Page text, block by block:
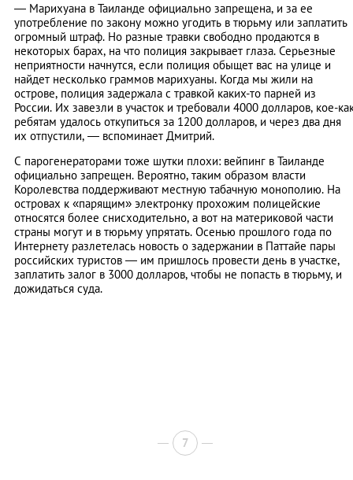
— Марихуана в Таиланде официально запрещена, и за ее
употребление по закону можно угодить в тюрьму или заплатить
огромный штраф. Но разные травки свободно продаются в
некоторых барах, на что полиция закрывает глаза. Серьезные
неприятности начнутся, если полиция обыщет вас на улице и
найдет несколько граммов марихуаны. Когда мы жили на
острове, полиция задержала с травкой каких-то парней из
России. Их завезли в участок и требовали 4000 долларов, кое-
ребятам удалось откупиться за 1200 долларов, и через два дня
их отпустили, — вспоминает Дмитрий.
С парогенераторами тоже шутки плохи: вейпинг в Таиланде
официально запрещен. Вероятно, таким образом власти
Королевства поддерживают местную табачную монополию. На
островах к «парящим» электронку прохожим полицейские
относятся более снисходительно, а вот на материковой части
страны могут и в тюрьму упрятать. Осенью прошлого года по
Интернету разлетелась новость о задержании в Паттайе пары
российских туристов — им пришлось провести день в участке,
заплатить залог в 3000 долларов, чтобы не попасть в тюрьму, и
дожидаться суда.
7